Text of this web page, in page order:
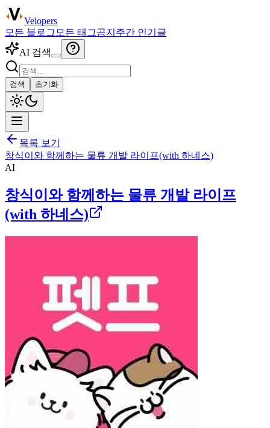
Velopers
모든 블로그 모든 태그공지 주간 인기글
AI 검색
검색 초기화
목록 보기
창식이와 함께하는 물류 개발 라이프(with 하네스)
AI
창식이와 함께하는 물류 개발 라이프
(with 하네스)